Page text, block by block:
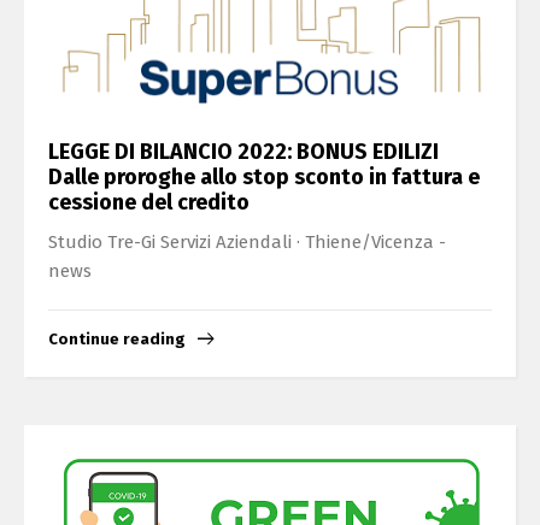
LEGGE DI BILANCIO 2022: BONUS EDILIZI
Dalle proroghe allo stop sconto in fattura e
cessione del credito
Studio Tre-Gi Servizi Aziendali · Thiene/Vicenza -
news
Continue reading